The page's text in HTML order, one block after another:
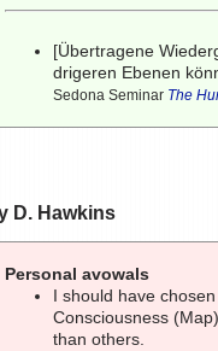
[Übertragene
drigeren Ebenen
Sedona Seminar The
D. Hawkins
Personal avowals
I should have
Consciousness
than others.